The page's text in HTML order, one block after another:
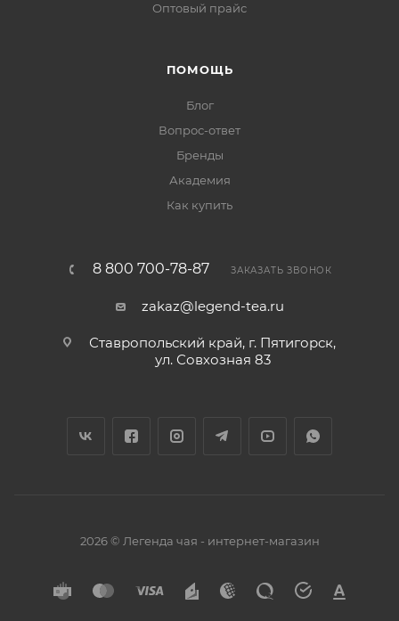
Оптовый прайс
ПОМОЩЬ
Блог
Вопрос-ответ
Бренды
Академия
Как купить
8 800 700-78-87 ЗАКАЗАТЬ ЗВОНОК
zakaz@legend-tea.ru
Ставропольский край, г. Пятигорск,
ул. Совхозная 83
2026 © Легенда чая - интернет-магазин